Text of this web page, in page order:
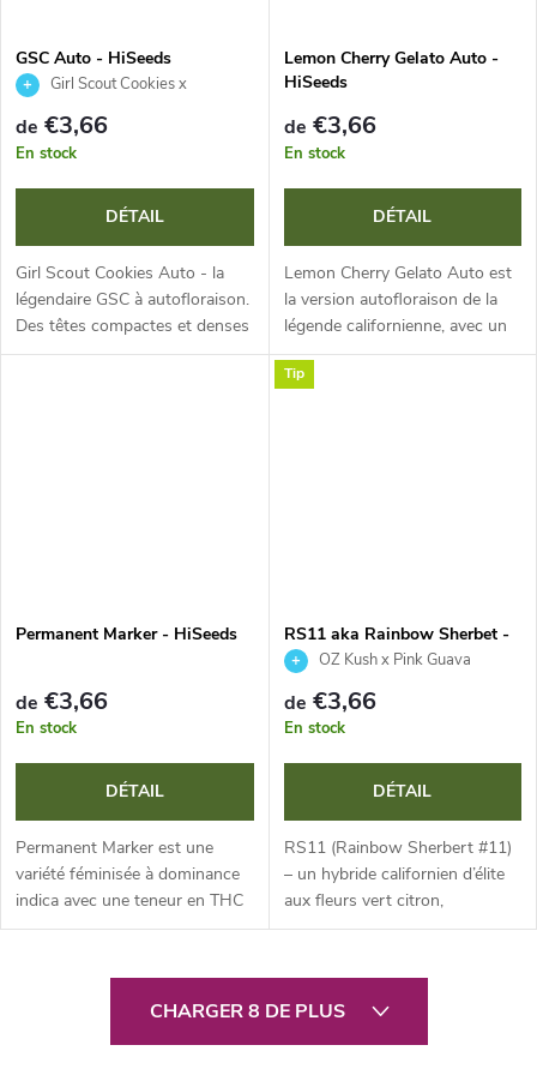
GSC Auto - HiSeeds
Girl Scout Cookies x
Ruderalis
de €3,66
En stock
DÉTAIL
Girl Scout Cookies Auto - la
légendaire GSC à autofloraison.
Des têtes compactes et denses
aux nuances violettes et
Lemon Cherry Gelato Auto -
HiSeeds
de €3,66
En stock
DÉTAIL
Lemon Cherry Gelato Auto est
la version autofloraison de la
légende californienne, avec un
THC extrêmement élevé
(jusqu’à 28,5 %). Elle offre un
Permanent Marker - HiSeeds
de €3,66
En stock
DÉTAIL
Permanent Marker est une
variété féminisée à dominance
indica avec une teneur en THC
extrêmement élevée (jusqu’à 30
robuste, d’excellents...
Tip
RS11 aka Rainbow Sherbet -
HiSeedsOZ Kush x Pink Guava
de €3,66
En stock
DÉTAIL
RS11 (Rainbow Sherbert #11)
– un hybride californien d’élite
aux fleurs vert citron,
couvertes de trichomes. Arôme
d’agrumes, de pin et de notes
de...
CHARGER 8 DE PLUS